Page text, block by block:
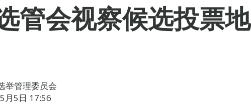
管会视察候选投票地
举管理委员会
月5日 17:56